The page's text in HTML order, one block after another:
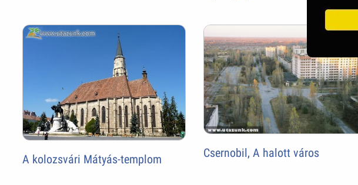
A kolozsvári Mátyás-templom Csernobil, A halott város